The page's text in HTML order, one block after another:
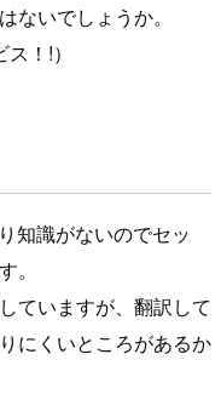
ないでしょうか。
！!）
知識がないのでセッ
。
ていますが、翻訳して
にくいところがあるか